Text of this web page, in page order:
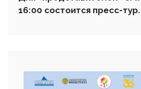
16:00 состоится пресс-тур.